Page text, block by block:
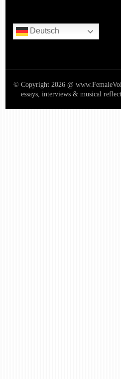
Deutsch
© Copyright 2026 @
essays, interviews & musical